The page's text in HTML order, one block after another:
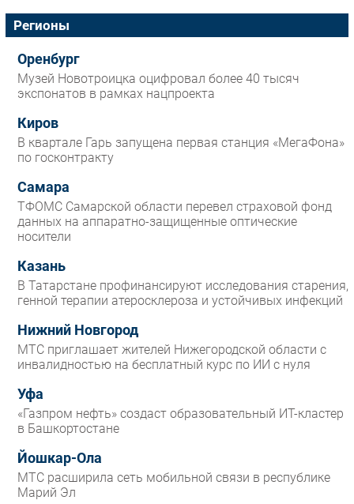
Регионы
Оренбург
Музей Новотроицка оцифровал более 40 тысяч
экспонатов в рамках нацпроекта
Киров
В квартале Гарь запущена первая станция «МегаФона»
по госконтракту
Самара
ТФОМС Самарской области перевел страховой фонд
данных на аппаратно-защищенные оптические
носители
Казань
В Татарстане профинансируют исследования старения,
генной терапии атеросклероза и устойчивых инфекций
Нижний Новгород
МТС приглашает жителей Нижегородской области с
инвалидностью на бесплатный курс по ИИ с нуля
Уфа
«Газпром нефть» создаст образовательный ИТ-кластер
в Башкортостане
Йошкар-Ола
МТС расширила сеть мобильной связи в республике
Марий Эл